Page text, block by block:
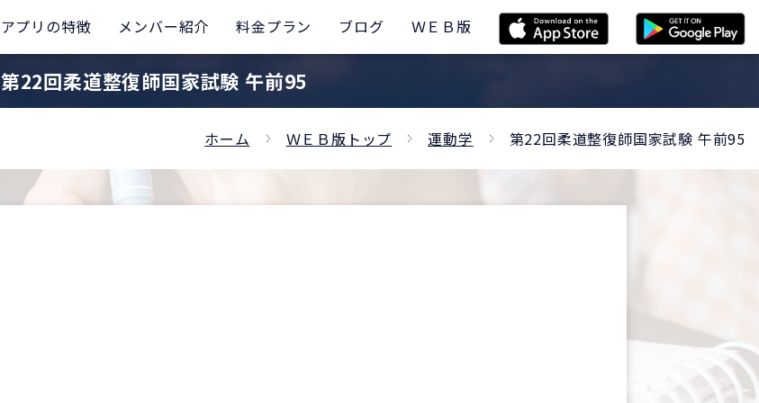
アプリの特徴 メンバー紹介 料金プラン ブログ ＷＥＢ版
第22回柔道整復師国家試験 午前95
ホーム ＷＥＢ版トップ 運動学 第22回柔道整復師国家試験 午前95